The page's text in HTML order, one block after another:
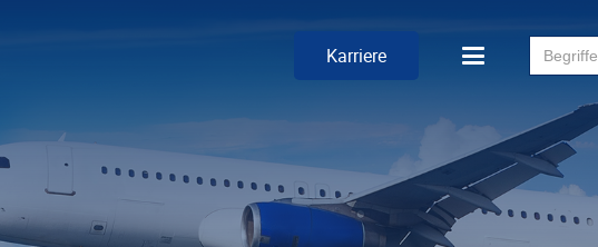
Karriere Suchen
für: